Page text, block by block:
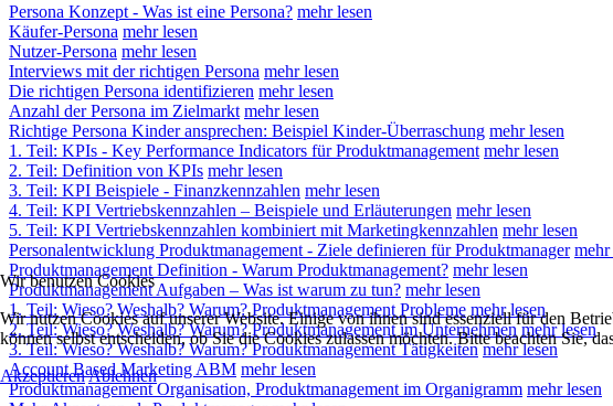
Persona Konzept - Was ist eine Persona? mehr lesen
Käufer-Persona mehr lesen
Nutzer-Persona mehr lesen
Interviews mit der richtigen Persona mehr lesen
Die richtigen Persona identifizieren mehr lesen
Anzahl der Persona im Zielmarkt mehr lesen
Richtige Persona Kinder ansprechen: Beispiel Kinder-Überraschung mehr lesen
1. Teil: KPIs - Key Performance Indicators für Produktmanagement mehr lesen
2. Teil: Definition von KPIs mehr lesen
3. Teil: KPI Beispiele - Finanzkennzahlen mehr lesen
4. Teil: KPI Vertriebskennzahlen – Beispiele und Erläuterungen mehr lesen
5. Teil: KPI Vertriebskennzahlen kombiniert mit Marketingkennzahlen mehr lesen
Personalentwicklung Produktmanagement - Ziele definieren für Produktmanager mehr
Produktmanagement Definition - Warum Produktmanagement? mehr lesen
Produktmanagement Aufgaben – Was ist warum zu tun? mehr lesen
1. Teil: Wieso? Weshalb? Warum? Produktmanagement Probleme mehr lesen
2. Teil: Wieso? Weshalb? Warum? Produktmanagement im Unternehmen mehr lesen
3. Teil: Wieso? Weshalb? Warum? Produktmanagement Tätigkeiten mehr lesen
Account Based Marketing ABM mehr lesen
Produktmanagement Organisation, Produktmanagement im Organigramm mehr lesen
Wir benutzen Cookies
Wir nutzen Cookies auf unserer Website. Einige von ihnen sind essenziell für den
können selbst entscheiden, ob Sie die Cookies zulassen möchten. Bitte beachten Sie,
AkzeptierenAblehnen